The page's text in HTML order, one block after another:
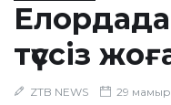
​Елордада
түссіз
ZTB NEWS 29